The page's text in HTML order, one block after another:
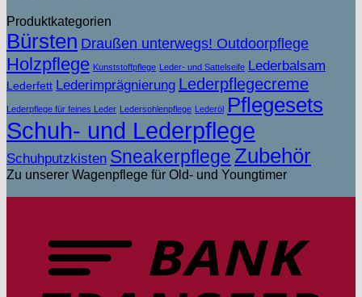
Produktkategorien
Bürsten Draußen unterwegs! Outdoorpflege
Holzpflege Kunststoffpflege Leder- und Sattelseife Lederbalsam
Lederfett Lederimprägnierung Lederpflegecreme
Lederpflege für feines Leder Ledersohlenpflege Lederöl Pflegesets
Schuh- und Lederpflege
Schuhputzkisten Sneakerpflege Zubehör
Zu unserer Wagenpflege für Old- und Youngtimer